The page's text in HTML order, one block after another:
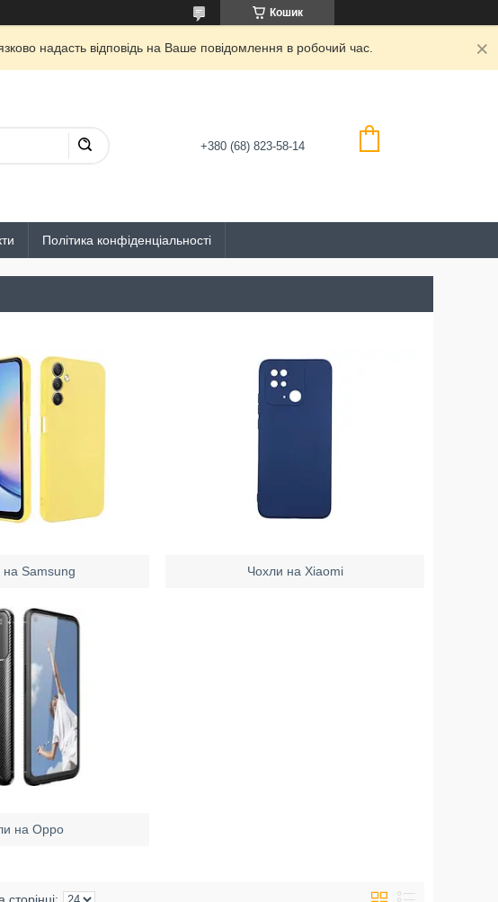
Кошик
надасть відповідь на Ваше повідомлення в робочий час.
+380 (68) 823-58-14
Політика конфіденціальності
на Samsung Чохли на Xiaomi
на Oppo